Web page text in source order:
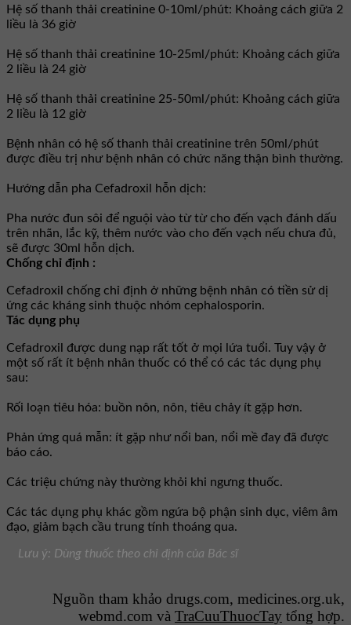
Hệ số thanh thải creatinine 0-10ml/phút: Khoảng cách giữa 2
liều là 36 giờ
Hệ số thanh thải creatinine 10-25ml/phút: Khoảng cách giữa
2 liều là 24 giờ
Hệ số thanh thải creatinine 25-50ml/phút: Khoảng cách giữa
2 liều là 12 giờ
Bệnh nhân có hệ số thanh thải creatinine trên 50ml/phút
được điều trị như bệnh nhân có chức năng thận bình thường.
Hướng dẫn pha Cefadroxil hỗn dịch:
Pha nước đun sôi để nguội vào từ từ cho đến vạch đánh dấu
trên nhãn, lắc kỹ, thêm nước vào cho đến vạch nếu chưa đủ,
sẽ được 30ml hỗn dịch.
Chống chỉ định :
Cefadroxil chống chỉ định ở những bệnh nhân có tiền sử dị
ứng các kháng sinh thuộc nhóm cephalosporin.
Tác dụng phụ
Cefadroxil được dung nạp rất tốt ở mọi lứa tuổi. Tuy vậy ở
một số rất ít bệnh nhân thuốc có thể có các tác dụng phụ
sau:
Rối loạn tiêu hóa: buồn nôn, nôn, tiêu chảy ít gặp hơn.
Phản ứng quá mẫn: ít gặp như nổi ban, nổi mề đay đã được
báo cáo.
Các triệu chứng này thường khỏi khi ngưng thuốc.
Các tác dụng phụ khác gồm ngứa bộ phận sinh dục, viêm âm
đạo, giảm bạch cầu trung tính thoáng qua.
Lưu ý: Dùng thuốc theo chỉ định của Bác sĩ
Nguồn tham khảo drugs.com, medicines.org.uk,
webmd.com và TraCuuThuocTay tổng hợp.